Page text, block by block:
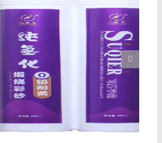
工中，客厅美缝怎么做才
显得大气